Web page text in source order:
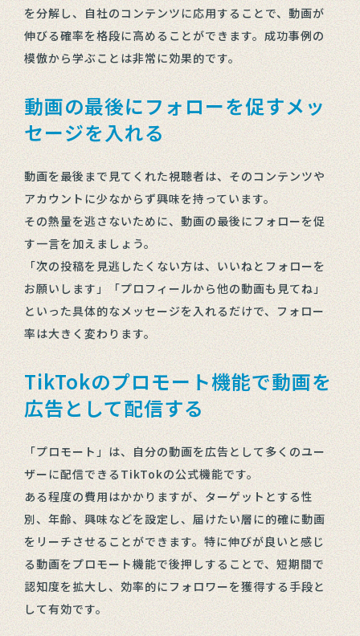
を分解し、自社のコンテンツに応用することで、動画が
伸びる確率を格段に高めることができます。成功事例の
模倣から学ぶことは非常に効果的です。
動画の最後にフォローを促すメッ
セージを入れる
動画を最後まで見てくれた視聴者は、そのコンテンツや
アカウントに少なからず興味を持っています。
その熱量を逃さないために、動画の最後にフォローを促
す一言を加えましょう。
「次の投稿を見逃したくない方は、いいねとフォローを
お願いします」「プロフィールから他の動画も見てね」
といった具体的なメッセージを入れるだけで、フォロー
率は大きく変わります。
TikTokのプロモート機能で動画を
広告として配信する
「プロモート」は、自分の動画を広告として多くのユー
ザーに配信できるTikTokの公式機能です。
ある程度の費用はかかりますが、ターゲットとする性
別、年齢、興味などを設定し、届けたい層に的確に動画
をリーチさせることができます。特に伸びが良いと感じ
る動画をプロモート機能で後押しすることで、短期間で
認知度を拡大し、効率的にフォロワーを獲得する手段と
して有効です。